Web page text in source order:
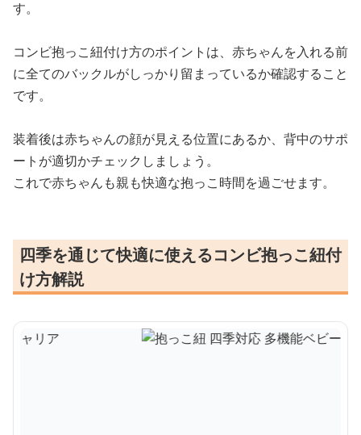
す。
コンビ抱っこ紐付け方のポイントは、赤ちゃんを入れる前
に全てのバックルがしっかり留まっているか確認すること
です。
装着後は赤ちゃんの顔が見える位置にあるか、背中のサポ
ートが適切かチェックしましょう。
これで赤ちゃんも親も快適な抱っこ時間を過ごせます。
四季を通じて快適に使えるコンビ抱っこ紐付
け方解説